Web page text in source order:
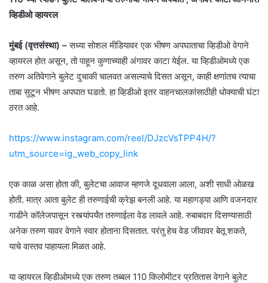
व्हिडीओ व्हायरल
मुंबई (वृत्तसंस्था) –सध्या सोशल मीडियावर एक भीषण अपघाताचा व्हिडीओ वेगाने
व्हायरल होत असून, तो पाहून कुणाच्याही अंगावर काटा येईल. या व्हिडीओमध्ये एक
तरुण अतिवेगाने बुलेट दुचाकी चालवत असल्याचे दिसत असून, काही क्षणांतच त्याचा
ताबा सुटून भीषण अपघात घडतो. हा व्हिडीओ इतर वाहनचालकांसाठीही धोक्याची घंटा
ठरत आहे.
https://www.instagram.com/reel/DJzcVsTPP4H/?
utm_source=ig_web_copy_link
एक काळ असा होता की, बुलेटचा आवाज म्हणजे दूधवाला आला, अशी साधी ओळख
होती. मात्र आता बुलेट ही तरुणाईची क्रेझ बनली आहे. या महागड्या आणि वजनदार
गाडीने कॉलेजपासून रस्त्यांपर्यंत तरुणाईला वेड लावले आहे. रुबाबदार दिसण्यासाठी
अनेक तरुण यावर वेगाने स्वार होताना दिसतात. परंतु हेच वेड जीवावर बेतू शकते,
याचे वास्तव पाहायला मिळत आहे.
या व्हायरल व्हिडीओमध्ये एक तरुण तब्बल 110 किलोमीटर प्रतितास वेगाने बुलेट